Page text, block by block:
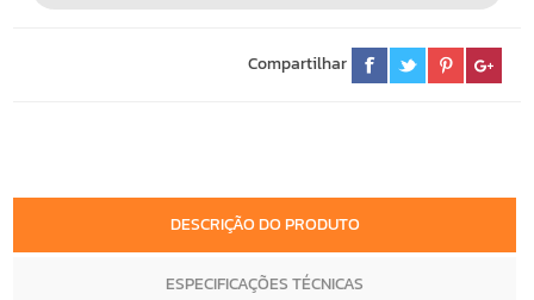
Compartilhar
DESCRIÇÃO DO PRODUTO
ESPECIFICAÇÕES TÉCNICAS